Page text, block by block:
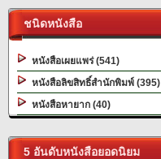
ชนิดหนังสือ
หนังสือเผยแพร่ (541)
หนังสือลิขสิทธิ์สำนักพิมพ์ (395)
หนังสือหายาก (40)
5 อันดับหนังสือยอดนิยม